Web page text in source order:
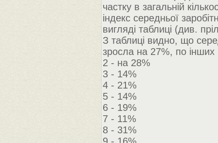
частку в загальній
індекс середньої
вигляді таблиці (див.
З таблиці видно, що
зросла на 27%, по інших
2 - на 28%
3 - 14%
4 - 21%
5 - 14%
6 - 19%
7 - 11%
8 - 31%